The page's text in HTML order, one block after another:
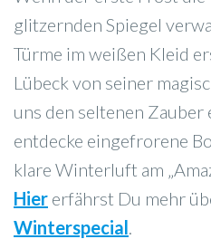
glitzernden Spiegel
Türme im weißen Kleid
Lübeck von seiner
uns den seltenen
entdecke eingefrorene
klare Winterluft am
Hier erfährst Du mehr
Winterspecial.